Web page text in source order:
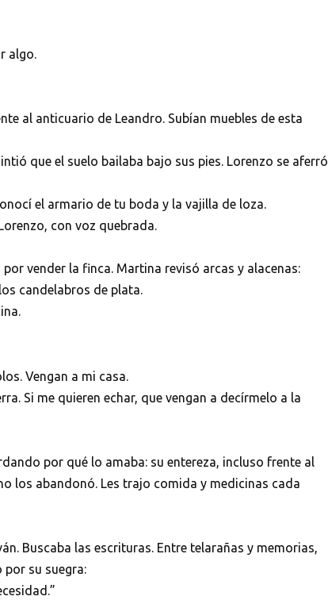
algo.
al anticuario de Leandro. Subían muebles de esta
que el suelo bailaba bajo sus pies. Lorenzo se aferró
el armario de tu boda y la vajilla de loza.
con voz quebrada.
vender la finca. Martina revisó arcas y alacenas:
candelabros de plata.
Vengan a mi casa.
Si me quieren echar, que vengan a decírmelo a la
por qué lo amaba: su entereza, incluso frente al
los abandonó. Les trajo comida y medicinas cada
Buscaba las escrituras. Entre telarañas y memorias,
su suegra: